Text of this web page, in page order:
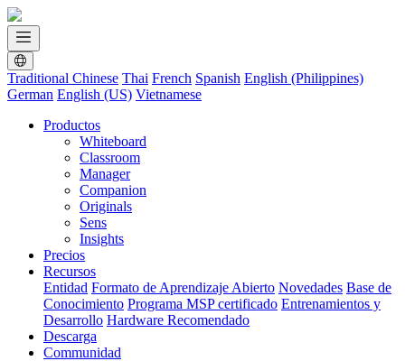
Traditional Chinese Thai French Spanish English (Philippines)
German English (US) Vietnamese
Productos
Whiteboard
Classroom
Manager
Companion
Originals
Sens
Insights
Precios
Recursos
Entidad Formato de Aprendizaje Abierto Novedades Base de
Conocimiento Programa MSP certificado Entrenamientos y
Desarrollo Hardware Recomendado
Descarga
Communidad